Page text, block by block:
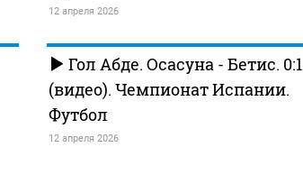
12 апреля 2026
Гол Абде. Осасуна - Бетис. 0:1
(видео). Чемпионат Испании.
Футбол
12 апреля 2026